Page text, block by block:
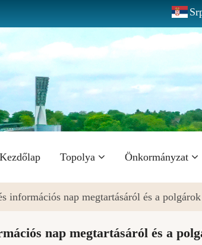
Fő
Kezdőlap Topolya Önkormányzat
információs nap megtartásáról és a
nap megtartásáról és a